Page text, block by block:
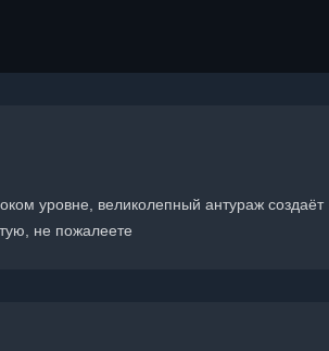
уровне, великолепный антураж создаёт
не пожалеете